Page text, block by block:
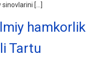
[…]
hamkorlik
Tartu